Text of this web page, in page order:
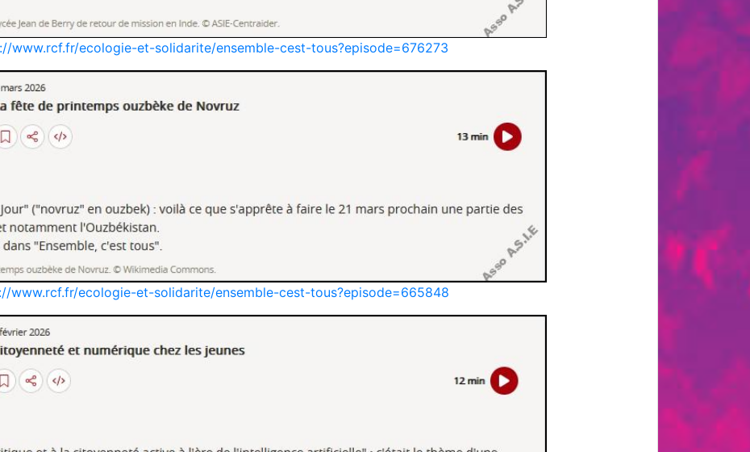
www.rcf.fr/ecologie-et-solidarite/ensemble-cest-tous?episode=676273
www.rcf.fr/ecologie-et-solidarite/ensemble-cest-tous?episode=665848